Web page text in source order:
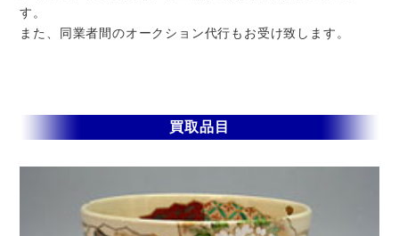
す。
また、同業者間のオークション代行もお受け致します。
買取品目